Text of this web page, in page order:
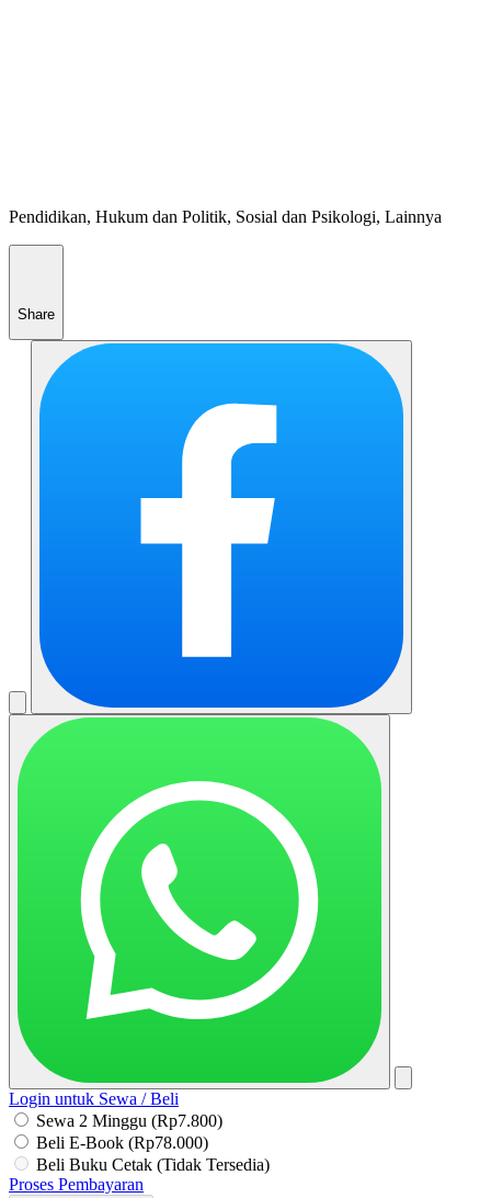
Pendidikan, Hukum dan Politik, Sosial dan Psikologi, Lainnya
Share
Login untuk Sewa / Beli
Sewa 2 Minggu (Rp7.800)
Beli E-Book (Rp78.000)
Beli Buku Cetak (Tidak Tersedia)
Proses Pembayaran